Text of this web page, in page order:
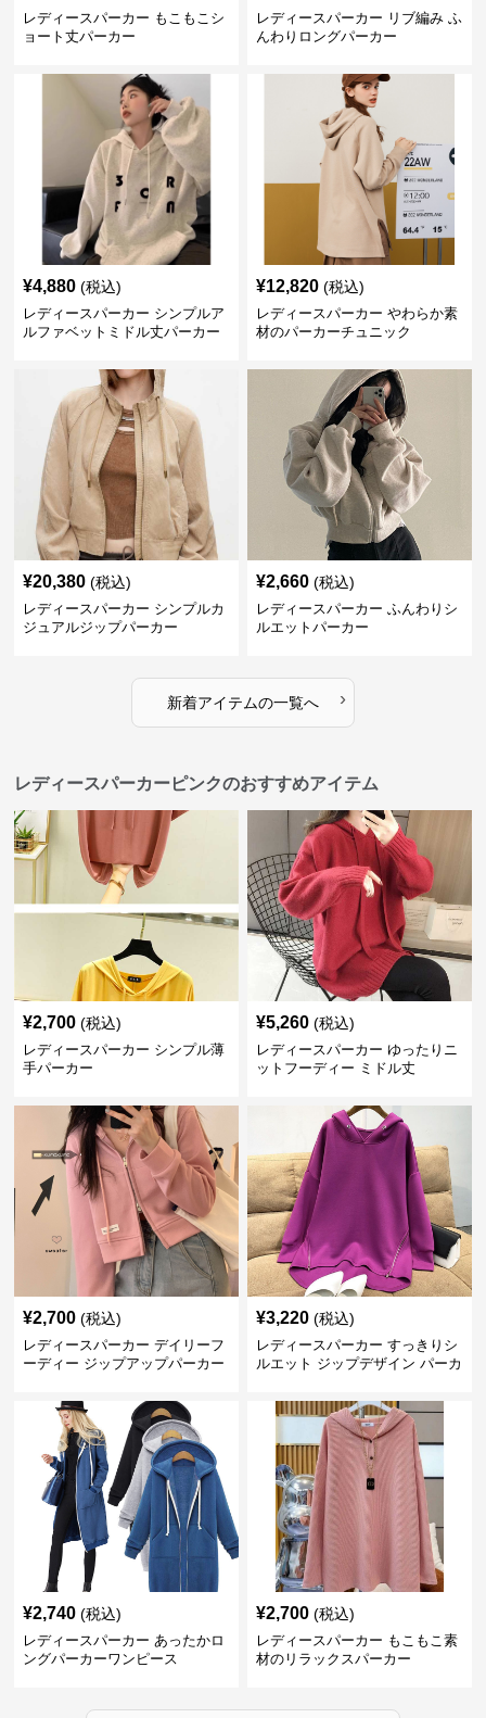
レディースパーカー もこもこシ
ョート丈パーカー
レディースパーカー リブ編み ふ
んわりロングパーカー
¥4,880 (税込)
レディースパーカー シンプルア
ルファベットミドル丈パーカー
¥12,820 (税込)
レディースパーカー やわらか素
材のパーカーチュニック
¥20,380 (税込)
レディースパーカー シンプルカ
ジュアルジップパーカー
¥2,660 (税込)
レディースパーカー ふんわりシ
ルエットパーカー
新着アイテムの一覧へ ›
レディースパーカーピンクのおすすめアイテム
¥2,700 (税込)
レディースパーカー シンプル薄
手パーカー
¥5,260 (税込)
レディースパーカー ゆったりニ
ットフーディー ミドル丈
¥2,700 (税込)
レディースパーカー デイリーフ
ーディー ジップアップパーカー
¥3,220 (税込)
レディースパーカー すっきりシ
ルエット ジップデザイン パーカ
¥2,740 (税込)
レディースパーカー あったかロ
ングパーカーワンピース
¥2,700 (税込)
レディースパーカー もこもこ素
材のリラックスパーカー